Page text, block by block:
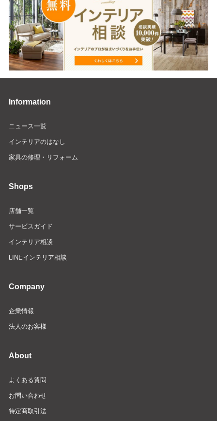
Information
ニュース一覧
インテリアのはなし
家具の修理・リフォーム
Shops
店舗一覧
サービスガイド
インテリア相談
LINEインテリア相談
Company
企業情報
法人のお客様
About
よくある質問
お問い合わせ
特定商取引法